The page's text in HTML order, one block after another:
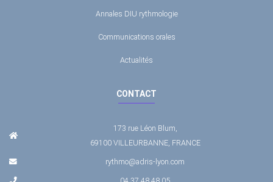
Annales DIU rythmologie
Communications orales
Actualités
CONTACT
173 rue Léon Blum,
69100 VILLEURBANNE, FRANCE
rythmo@adris-lyon.com